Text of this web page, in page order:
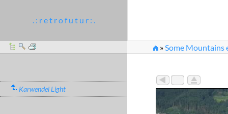
. : r e t r o f u t u r : .
»Some Mountains
Karwendel Light